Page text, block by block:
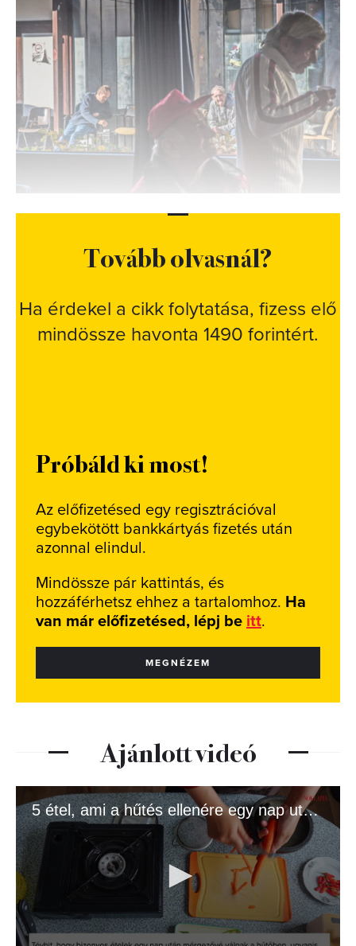
Tovább olvasnál?
Ha érdekel a cikk folytatása, fizess elő
mindössze havonta 1490 forintért.
Próbáld ki most!
Az előfizetésed egy regisztrációval
egybekötött bankkártyás fizetés után
azonnal elindul.
Mindössze pár kattintás, és
hozzáférhetsz ehhez a tartalomhoz. Ha
van már előfizetésed, lépj be itt.
MEGNÉZEM
Ajánlott videó
5 étel, ami a hűtés ellenére egy nap után is ételmérgezést okozhat